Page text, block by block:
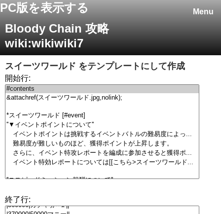
Menu
PC版を表示する
Bloody Chain 攻略
wiki:wikiwiki7
スイーツワールド をテンプレートにして作成
開始行:
終了行: